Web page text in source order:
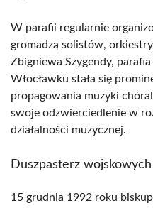
W parafii regularnie
gromadzą solistów,
Zbigniewa Szygendy,
Włocławku stała się
propagowania muzyki
swoje odzwierciedlenie w
działalności muzycznej.
Duszpasterz
15 grudnia 1992 roku